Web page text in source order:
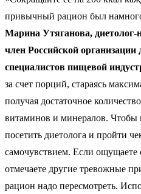
привычный рацион был
Марина Утяганова, диетолог-
член Российской организации
специалистов пищевой
за счет порций, стараясь
получая достаточное
витаминов и минералов.
посетить диетолога и пройти
самочувствием. Если ощущаете
отмечаете другие тревожные
рацион надо пересмотреть.